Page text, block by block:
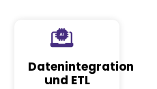
Datenintegration
und ETL